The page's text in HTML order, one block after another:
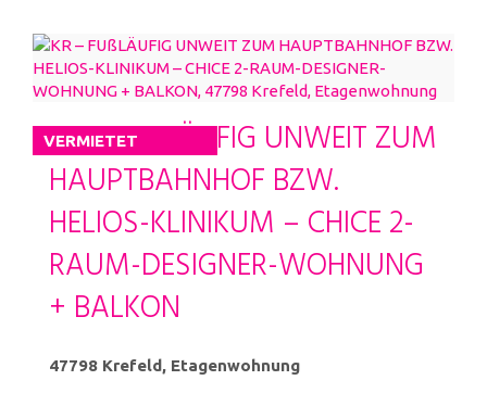
VERMIETET
KR – FUßLÄUFIG UNWEIT ZUM
HAUPTBAHNHOF BZW.
HELIOS-KLINIKUM – CHICE 2-
RAUM-DESIGNER-WOHNUNG
+ BALKON
47798 Krefeld, Etagenwohnung